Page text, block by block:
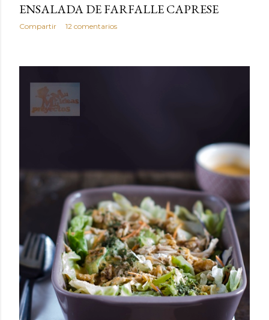
ENSALADA DE FARFALLE CAPRESE
Compartir 12 comentarios